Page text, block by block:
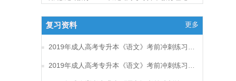
复习资料 更多